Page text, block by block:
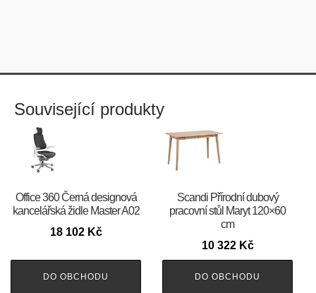
Související produkty
Office 360 Černá designová
kancelářská židle Master A02
18 102 Kč
DO OBCHODU
Scandi Přírodní dubový
pracovní stůl Maryt 120×60
cm
10 322 Kč
DO OBCHODU